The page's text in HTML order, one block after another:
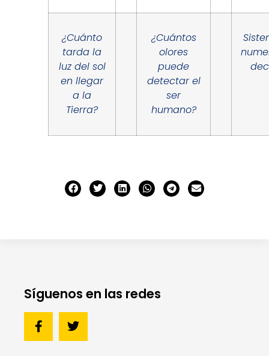
¿Cuánto
tarda la
luz del sol
en llegar
a la
Tierra?
¿Cuántos
olores
puede
detectar el
ser
humano?
Síguenos en las redes